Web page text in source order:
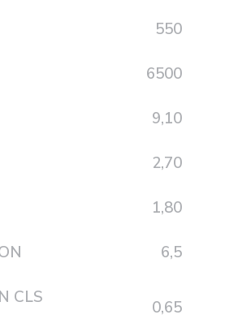
550
6500
9,10
2,70
1,80
6,5
CLS
0,65